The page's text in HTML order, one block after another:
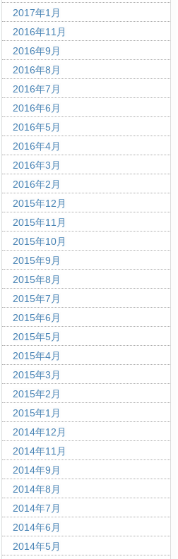
2017年1月
2016年11月
2016年9月
2016年8月
2016年7月
2016年6月
2016年5月
2016年4月
2016年3月
2016年2月
2015年12月
2015年11月
2015年10月
2015年9月
2015年8月
2015年7月
2015年6月
2015年5月
2015年4月
2015年3月
2015年2月
2015年1月
2014年12月
2014年11月
2014年9月
2014年8月
2014年7月
2014年6月
2014年5月